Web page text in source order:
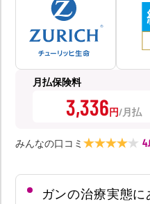
月払保険料
3,336円
みんなの口コミ
ガンの治療実態